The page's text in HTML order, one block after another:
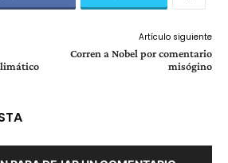
Artículo siguiente
Corren a Nobel por comentario
misógino